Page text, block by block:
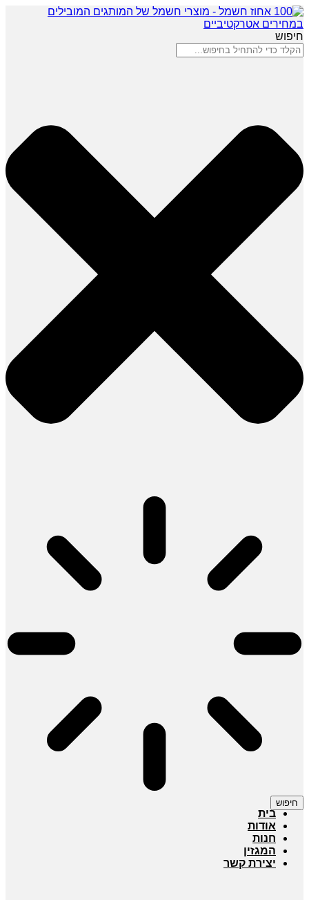
חיפוש
חיפוש
בית
אודות
חנות
המגזין
יצירת קשר